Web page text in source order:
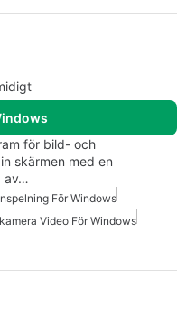
för bild- och
skärmen med en
av…
För Windows
Video För Windows